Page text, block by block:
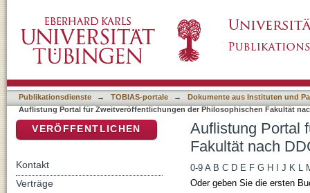
Klassifikation
Publikationsdienste → TOBIAS-portale →
Dokumente aus Instituten und
Auflistung Portal für Zweitveröffentlichungen der Philosophischen Fakultät
Auflistung Portal
Fakultät nach
0-9 A B C D E F G H J K L
Oder geben Sie die ersten
VERÖFFENTLICHEN
Kontakt
Verträge